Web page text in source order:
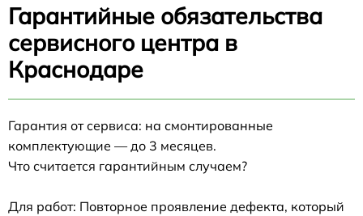
Гарантийные обязательства
сервисного центра в
Краснодаре
Гарантия от сервиса: на смонтированные
комплектующие — до 3 месяцев.
Что считается гарантийным случаем?
Для работ: Повторное проявление дефекта, который